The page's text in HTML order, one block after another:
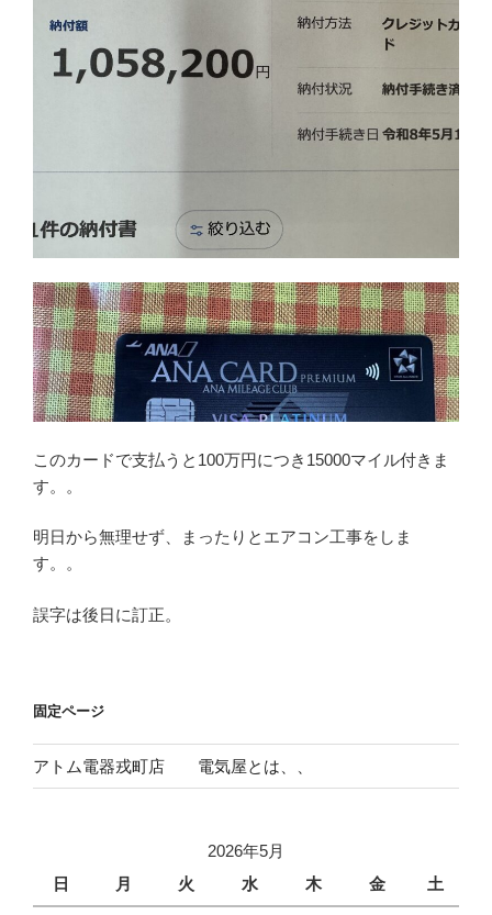
このカードで支払うと100万円につき15000マイル付きま
す。。
明日から無理せず、まったりとエアコン工事をしま
す。。
誤字は後日に訂正。
固定ページ
アトム電器戎町店 電気屋とは、、
2026年5月
日
月 火 水 木 金 土